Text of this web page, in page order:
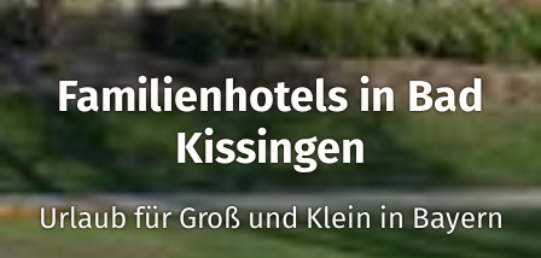
Familienhotels in Bad
Kissingen
Urlaub für Groß und Klein in Bayern